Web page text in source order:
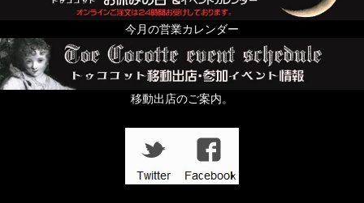
今月の営業カレンダー
移動出店のご案内。